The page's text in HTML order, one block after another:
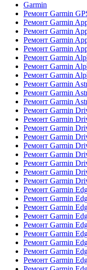
Garmin
Ремонт Garmin
Ремонт Garmin
Ремонт Garmin
Ремонт Garmin
Ремонт Garmin
Ремонт Garmin
Ремонт Garmin
Ремонт Garmin
Ремонт Garmin
Ремонт Garmin
Ремонт Garmin
Ремонт Garmin
Ремонт Garmin
Ремонт Garmin
Ремонт Garmin
Ремонт Garmin
Ремонт Garmin
Ремонт Garmin
Ремонт Garmin
Ремонт Garmin
Ремонт Garmin
Ремонт Garmin
Ремонт Garmin
Ремонт Garmin
Ремонт Garmin
Ремонт Garmin
Ремонт Garmin
Ремонт Garmin
Ремонт Garmin